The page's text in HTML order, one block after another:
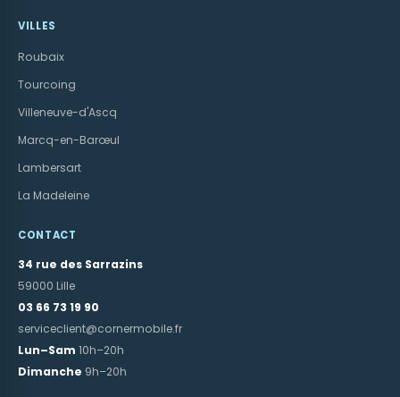
VILLES
Roubaix
Tourcoing
Villeneuve-d'Ascq
Marcq-en-Barœul
Lambersart
La Madeleine
CONTACT
34 rue des Sarrazins
59000 Lille
03 66 73 19 90
serviceclient@cornermobile.fr
Lun–Sam 10h–20h
Dimanche 9h–20h